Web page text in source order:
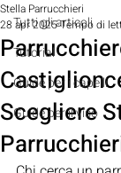
Tutti gli articoli
Tutorial
Guide per i capelli
Guide per il viso
Scegliere
Stella Parrucchieri
28 apr 2025Tempo di